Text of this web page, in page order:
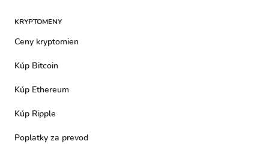
KRYPTOMENY
Ceny kryptomien
Kúp Bitcoin
Kúp Ethereum
Kúp Ripple
Poplatky za prevod